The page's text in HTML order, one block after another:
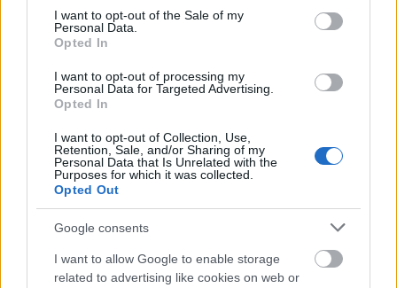
consent section.
I want to opt-out of the Sale of my
Personal Data.
Opted In
I want to opt-out of processing my
Personal Data for Targeted Advertising.
Opted In
I want to opt-out of Collection, Use,
Retention, Sale, and/or Sharing of my
Personal Data that Is Unrelated with the
Purposes for which it was collected.
Opted Out
Google consents
I want to allow Google to enable storage
related to advertising like cookies on web or
Pozsonyi kifli, akarom mondani
kiruccanás
sarkaiból
Szöged